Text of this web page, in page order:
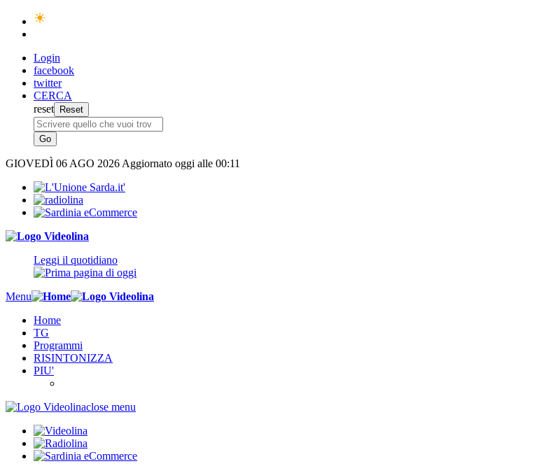
Login
facebook
twitter
CERCA
reset
GIOVEDÌ 06 AGO 2026 Aggiornato oggi alle 00:11
Leggi il quotidiano
Menu
Home
TG
Programmi
RISINTONIZZA
PIU'
close menu